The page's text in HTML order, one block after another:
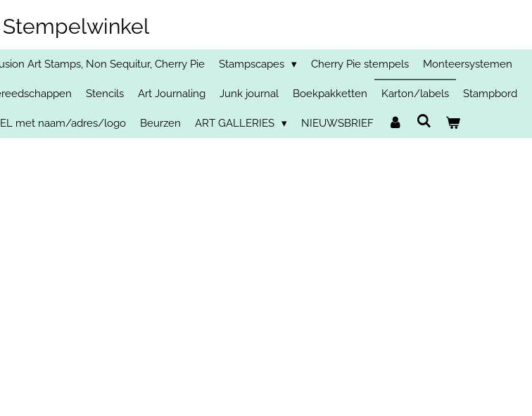
Stempelwinkel
Art Stamps, Non Sequitur, Cherry Pie Stampscapes Cherry Pie stempels Monteersystemen
Stencils Art Journaling Junk journal Boekpakketten Karton/labels Stampbord
met naam/adres/logo Beurzen ART GALLERIES NIEUWSBRIEF